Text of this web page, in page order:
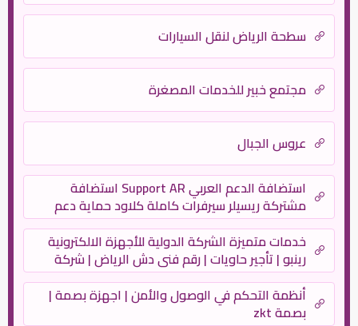
سطحة الرياض لنقل السيارات
مجتمع خبير للخدمات المصغرة
عروس الجبال
استضافة الدعم العربي Support AR استضافة
مشتركة ريسيلر سيرفرات كاملة كلاود حماية دعم
فني
خدمات متميزة الشركة الدولية للأجهزة الالكترونية
رينبو | تأجير حاويات | رقم فنى دش الرياض | شركة
نظافة | نقل عفش – بروتكتور
أنظمة التحكم في الوصول والأمن | اجهزة بصمة |
بصمة zkt